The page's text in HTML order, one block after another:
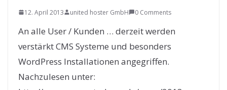
12. April 2013 united hoster GmbH 0 Comments
An alle User / Kunden … derzeit werden
verstärkt CMS Systeme und besonders
WordPress Installationen angegriffen.
Nachzulesen unter: